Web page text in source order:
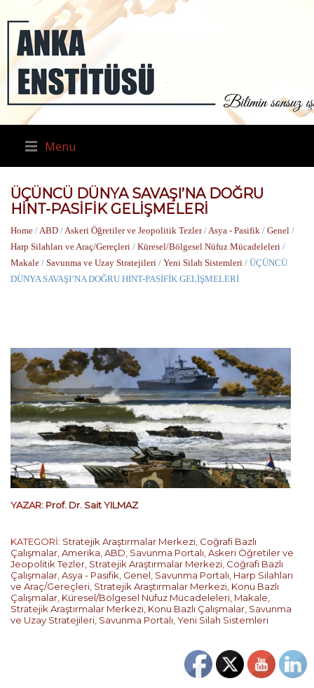
Menu
ÜÇÜNCÜ DÜNYA SAVAŞI’NA DOĞRU
HİNT-PASİFİK GELİŞMELERİ
Home /ABD /Askeri Öğretiler ve Jeopolitik Tezler/Asya - Pasifik / Genel /
Harp Silahları ve Araç/Gereçleri / Küresel/Bölgesel Nüfuz Mücadeleleri /
Makale / Savunma ve Uzay Stratejileri / Yeni Silah Sistemleri / ÜÇÜNCÜ
DÜNYA SAVAŞI’NA DOĞRU HİNT-PASİFİK GELİŞMELERİ
YAZAR: Prof. Dr. Sait YILMAZ
KATEGORİ: Stratejik Araştırmalar Merkezi Coğrafi Bazlı
Çalışmalar Amerika ABD Savunma Portalı Askeri Öğretiler ve
Jeopolitik Tezler Stratejik Araştırmalar Merkezi Coğrafi Bazlı
Çalışmalar Asya - Pasifik Genel Savunma Portalı Harp Silahları
ve Araç/Gereçleri Stratejik Araştırmalar Merkezi Konu Bazlı
Çalışmalar Küresel/Bölgesel Nüfuz Mücadeleleri Makale
Stratejik Araştırmalar Merkezi Konu Bazlı Çalışmalar Savunma
ve Uzay Stratejileri Savunma Portalı Yeni Silah Sistemleri